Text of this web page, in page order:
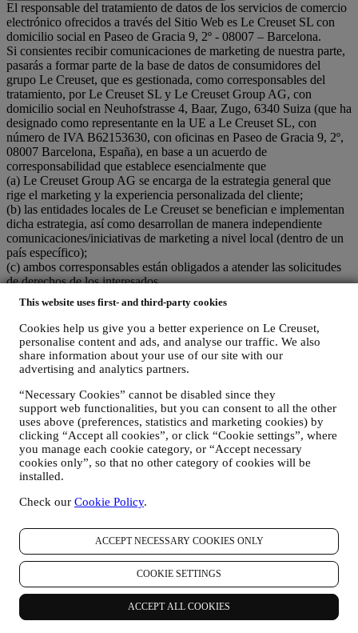
This website uses first- and third-party cookies
Cookies help us give you a better experience on Le Creuset,
personalise content and ads, and analyse our traffic. We also
share information about your use of our site with our
advertising and analytics partners.
“Necessary Cookies” cannot be disabled since they
support web functionalities, but you can consent to all the other
uses above (preferences, statistics and marketing cookies) by
clicking “Accept all cookies”, or click “Cookie settings”, where
you manage each cookie category, or “Accept necessary
cookies only”, so that no other category of cookies will be
installed.
Check our Cookie Policy.
ACCEPT NECESSARY COOKIES ONLY
COOKIE SETTINGS
ACCEPT ALL COOKIES
El responsable del tratamiento de datos de los servicios de comercio
electrónico ofrecidos a través del Sitio Web es Le Creuset SL con
domicilio social en Paseo de Gracia 9, 2º - 08007 – Barcelona.
Si consientes recibir comunicaciones de marketing de nuestra parte,
pasarás a formar parte de la base de datos de consumidores del
grupo Le Creuset, que es gestionada, como corresponsables del
tratamiento, por Le Creuset SL y Le Creuset Group AG, con
domicilio social en Neuhofstrasse 4, Baar, Zugo, 6340 Suiza (que ha
designado como representante en la UE a Le Creuset SL, con
número de IVA B62153630, con oficinas en Paseo de Gracia 9, 2º,
08007 Barcelona, España), en base a un acuerdo de
corresponsabilidad que establece esencialmente que
(a) Le Creuset Group AG se encarga de la estrategia general que
rige el marketing y la experiencia personalizada del cliente;
(b) las entidades locales de Le Creuset se benefician e implementan
dicha estrategia, así como desarrollan de manera independiente
comunicaciones/iniciativas de marketing a nivel local (dentro de un
país específico);
(c) ambos corresponsables están obligados a atender las solicitudes
de derechos de los interesados.
3. ¿POR QUÉ RECOPILAMOS ESTA INFORMACIÓN?
Podemos procesar sus datos para los siguientes fines:
PARA NUESTRAS OBLIGACIONES LEGALES Es
posible que tengamos que procesar algunos datos sobre usted
para cumplir con nuestras obligaciones legales y otras
autoridades.
PARA CREAR UNA CUENTA LE CREUSET
Utilizaremos sus datos para crear una cuenta de Le Creuset
que le dará acceso a una serie de ventajas dedicadas a los
usuarios registrados, para disfrutar mejor de nuestros
servicios, tales como un pago más rápido, guardar múltiples
direcciones de envío, ver y realizar un seguimiento de
pedidos. Cualquier actividad de procesamiento es necesaria
para permitirnos proporcionarle estos servicios como titular de
una cuenta de Le Creuset.
PARA GESTIONAR SUS PEDIDOS Y
PROPORCIONARLE NUESTROS PRODUCTOS,
SERVICIOS Y ASISTENCIA. Utilizaremos sus datos para
gestionar nuestra relación contractual con usted, su compra de
productos en el Sitio web y/o en nuestras tiendas Le Creuset,
su uso del Sitio web, cualquier asistencia posterior a la venta o